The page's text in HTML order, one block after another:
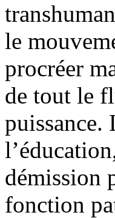
le
procréer
de tout le
puissance.
démission
fonction